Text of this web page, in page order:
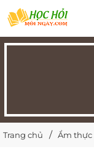
Trang chủ Ẩm thực